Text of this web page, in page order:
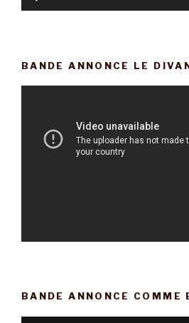
BANDE ANNONCE LE
BANDE ANNONCE COMME